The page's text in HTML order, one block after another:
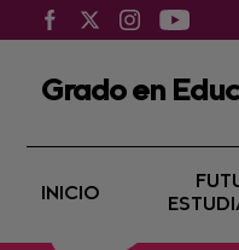
Grado en
INICIO